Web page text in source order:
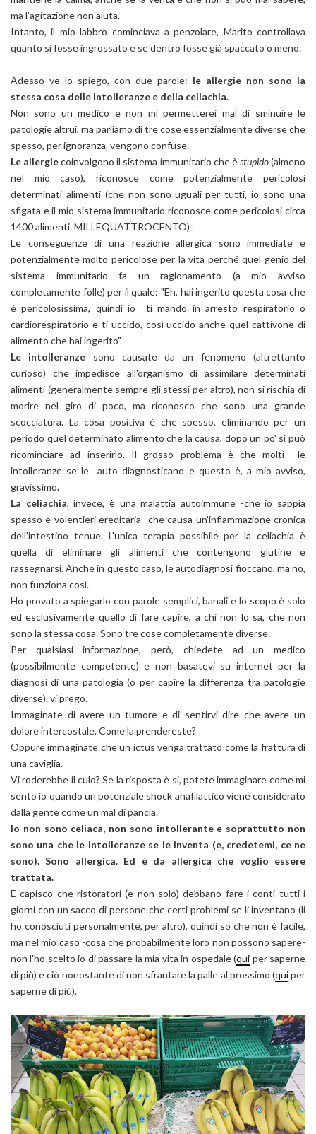
ma l'agitazione non aiuta.
Intanto, il mio labbro cominciava a penzolare, Marito controllava
quanto si fosse ingrossato e se dentro fosse già spaccato o meno.
Adesso ve lo spiego, con due parole: le allergie non sono la
stessa cosa delle intolleranze e della celiachia.
Non sono un medico e non mi permetterei mai di sminuire le
patologie altrui, ma parliamo di tre cose essenzialmente diverse che
spesso, per ignoranza, vengono confuse.
Le allergiecoinvolgono il sistema immunitario che èstupido(almeno
nel mio caso), riconosce come potenzialmente pericolosi
determinati alimenti (che non sono uguali per tutti, io sono una
sfigata e il mio sistema immunitario riconosce come pericolosi circa
1400 alimenti. MILLEQUATTROCENTO) .
Le conseguenze di una reazione allergica sono immediate e
potenzialmente molto pericolose per la vita perché quel genio del
sistema immunitario fa un ragionamento (a mio avviso
completamente folle) per il quale: "Eh, hai ingerito questa cosa che
è pericolosissima, quindi io ti mando in arresto respiratorio o
cardiorespiratorio e ti uccido, così uccido anche quel cattivone di
alimento che hai ingerito".
Le intolleranze sono causate da un fenomeno (altrettanto
curioso) che impedisce all'organismo di assimilare determinati
alimenti (generalmente sempre gli stessi per altro), non si rischia di
morire nel giro di poco, ma riconosco che sono una grande
scocciatura. La cosa positiva è che spesso, eliminando per un
periodo quel determinato alimento che la causa, dopo un po' si può
ricominciare ad inserirlo. Il grosso problema è che molti le
intolleranze se le auto diagnosticano e questo è, a mio avviso,
gravissimo.
La celiachia, invece, è una malattia autoimmune -che io sappia
spesso e volentieri ereditaria- che causa un'infiammazione cronica
dell'intestino tenue. L'unica terapia possibile per la celiachia è
quella di eliminare gli alimenti che contengono glutine e
rassegnarsi. Anche in questo caso, le autodiagnosi fioccano, ma no,
non funziona così.
Ho provato a spiegarlo con parole semplici, banali e lo scopo è solo
ed esclusivamente quello di fare capire, a chi non lo sa, che non
sono la stessa cosa. Sono tre cose completamente diverse.
Per qualsiasi informazione, però, chiedete ad un medico
(possibilmente competente) e non basatevi su internet per la
diagnosi di una patologia (o per capire la differenza tra patologie
diverse), vi prego.
Immaginate di avere un tumore e di sentirvi dire che avere un
dolore intercostale. Come la prendereste?
Oppure immaginate che un ictus venga trattato come la frattura di
una caviglia.
Vi roderebbe il culo? Se la risposta è si, potete immaginare come mi
sento io quando un potenziale shock anafilattico viene considerato
dalla gente come un mal di pancia.
Io non sono celiaca, non sono intollerante e soprattutto non
sono una che le intolleranze se le inventa (e, credetemi, ce ne
sono). Sono allergica. Ed è da allergica che voglio essere
trattata.
E capisco che ristoratori (e non solo) debbano fare i conti tutti i
giorni con un sacco di persone che certi problemi se li inventano (li
ho conosciuti personalmente, per altro), quindi so che non è facile,
ma nel mio caso -cosa che probabilmente loro non possono sapere-
non l'ho scelto io di passare la mia vita in ospedale (qui per saperne
di più) e ciò nonostante di non sfrantare la palle al prossimo (quiper
saperne di più).